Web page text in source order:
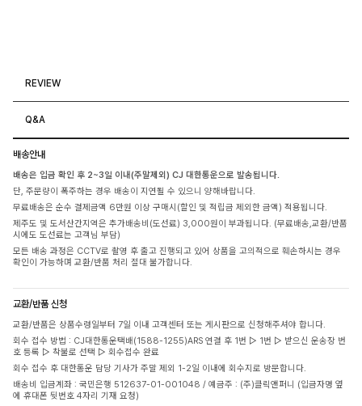
REVIEW
Q&A
배송안내
배송은 입금 확인 후 2~3일 이내(주말제외) CJ 대한통운으로 발송됩니다.
단, 주문량이 폭주하는 경우 배송이 지연될 수 있으니 양해바랍니다.
무료배송은 순수 결제금액 6만원 이상 구매시(할인 및 적립금 제외한 금액) 적용됩니다.
제주도 및 도서산간지역은 추가배송비(도선료) 3,000원이 부과됩니다. (무료배송,교환/반품
시에도 도선료는 고객님 부담)
모든 배송 과정은 CCTV로 촬영 후 출고 진행되고 있어 상품을 고의적으로 훼손하시는 경우
확인이 가능하며 교환/반품 처리 절대 불가합니다.
교환/반품 신청
교환/반품은 상품수령일부터 7일 이내 고객센터 또는 게시판으로 신청해주셔야 합니다.
회수 접수 방법 : CJ대한통운택배(1588-1255)ARS 연결 후 1번 ▷ 1번 ▷ 받으신 운송장 번
호 등록 ▷ 착불로 선택 ▷ 회수접수 완료
회수 접수 후 대한통운 담당 기사가 주말 제외 1-2일 이내에 회수지로 방문합니다.
배송비 입금계좌 : 국민은행 512637-01-001048 / 예금주 : (주)클릭앤퍼니 (입금자명 옆
에 휴대폰 뒷번호 4자리 기재 요청)